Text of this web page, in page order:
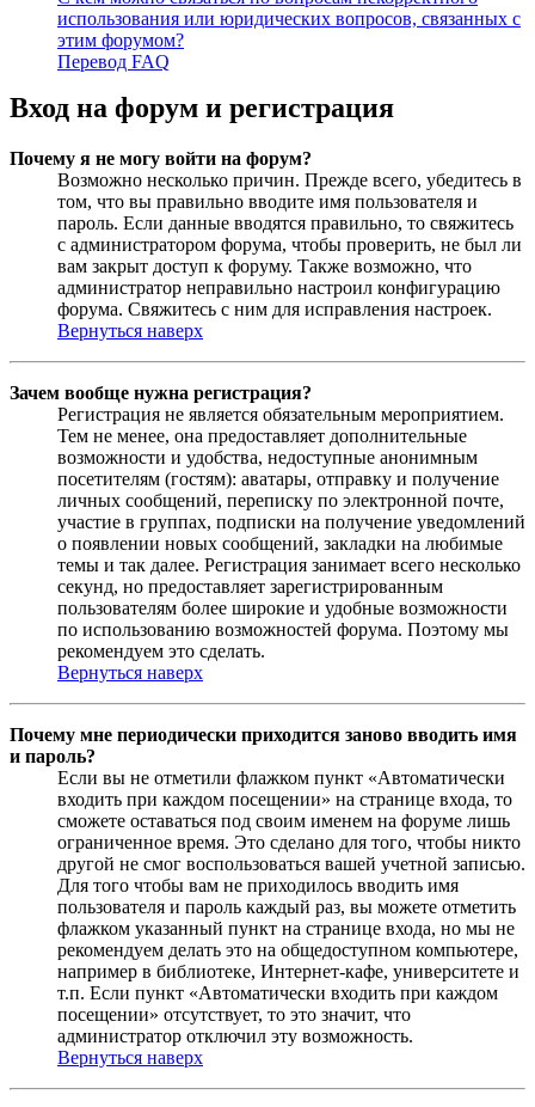
использования или юридических вопросов, связанных с
этим форумом?
Перевод FAQ
Вход на форум и регистрация
Почему я не могу войти на форум?
Возможно несколько причин. Прежде всего, убедитесь в
том, что вы правильно вводите имя пользователя и
пароль. Если данные вводятся правильно, то свяжитесь
с администратором форума, чтобы проверить, не был ли
вам закрыт доступ к форуму. Также возможно, что
администратор неправильно настроил конфигурацию
форума. Свяжитесь с ним для исправления настроек.
Вернуться наверх
Зачем вообще нужна регистрация?
Регистрация не является обязательным мероприятием.
Тем не менее, она предоставляет дополнительные
возможности и удобства, недоступные анонимным
посетителям (гостям): аватары, отправку и получение
личных сообщений, переписку по электронной почте,
участие в группах, подписки на получение уведомлений
о появлении новых сообщений, закладки на любимые
темы и так далее. Регистрация занимает всего несколько
секунд, но предоставляет зарегистрированным
пользователям более широкие и удобные возможности
по использованию возможностей форума. Поэтому мы
рекомендуем это сделать.
Вернуться наверх
Почему мне периодически приходится заново вводить имя
и пароль?
Если вы не отметили флажком пункт «Автоматически
входить при каждом посещении» на странице входа, то
сможете оставаться под своим именем на форуме лишь
ограниченное время. Это сделано для того, чтобы никто
другой не смог воспользоваться вашей учетной записью.
Для того чтобы вам не приходилось вводить имя
пользователя и пароль каждый раз, вы можете отметить
флажком указанный пункт на странице входа, но мы не
рекомендуем делать это на общедоступном компьютере,
например в библиотеке, Интернет-кафе, университете и
т.п. Если пункт «Автоматически входить при каждом
посещении» отсутствует, то это значит, что
администратор отключил эту возможность.
Вернуться наверх